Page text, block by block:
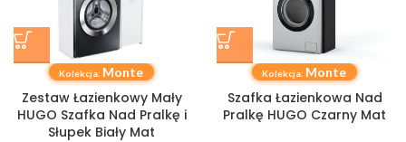
Kolekcja: Monte
Zestaw Łazienkowy Mały
HUGO Szafka Nad Pralkę i
Słupek Biały Mat
Kolekcja: Monte
Szafka Łazienkowa Nad
Pralkę HUGO Czarny Mat